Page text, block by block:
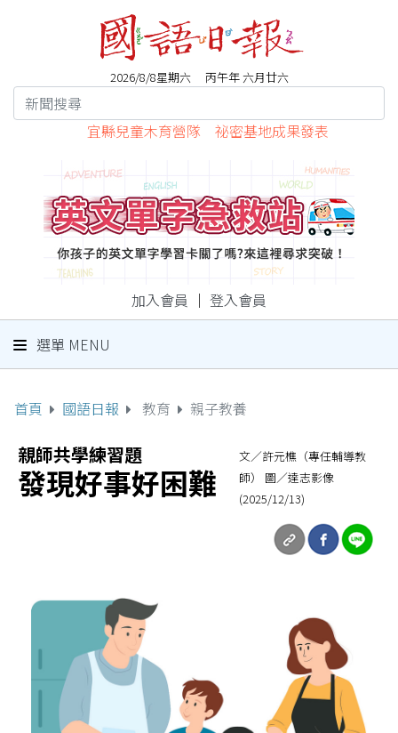
2026/8/8星期六 丙午年 六月廿六
宜縣兒童木育營隊 祕密基地成果發表
加入會員 ｜ 登入會員
選單 MENU
首頁 國語日報 教育 親子教養
親師共學練習題
發現好事好困難
文／許元樵（專任輔導教
師） 圖／達志影像
(2025/12/13)